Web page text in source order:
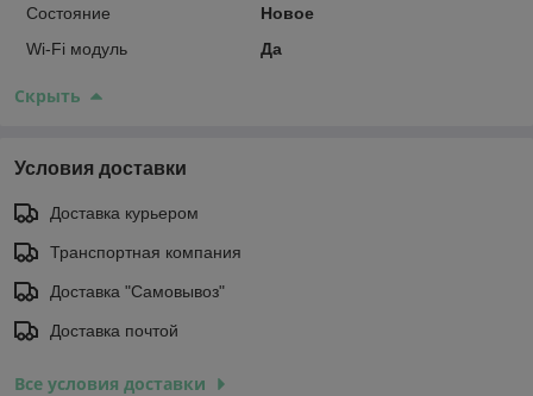
Состояние
Новое
Wi-Fi модуль
Да
Скрыть
Условия доставки
Доставка курьером
Транспортная компания
Доставка "Самовывоз"
Доставка почтой
Все условия доставки